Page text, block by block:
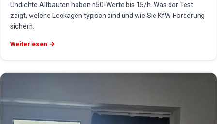
Undichte Altbauten haben n50-Werte bis 15/h. Was der Test
zeigt, welche Leckagen typisch sind und wie Sie KfW-Förderung
sichern.
Weiterlesen →